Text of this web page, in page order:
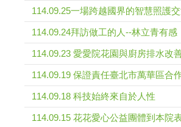
114.09.25一場跨越國界的智慧照護
114.09.24拜訪做工的人--林立青有感
114.09.23 愛愛院花園與廚房排水改
114.09.19 保證責任臺北市萬華區合
114.09.18 科技始終來自於人性
114.09.15 花花愛心公益團體到本院